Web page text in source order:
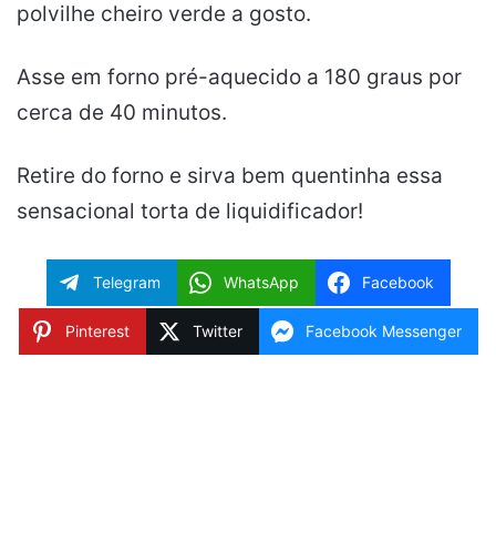
polvilhe cheiro verde a gosto.
Asse em forno pré-aquecido a 180 graus por
cerca de 40 minutos.
Retire do forno e sirva bem quentinha essa
sensacional torta de liquidificador!
Telegram WhatsApp Facebook
Pinterest Twitter Facebook Messenger